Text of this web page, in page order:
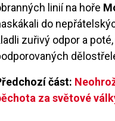
linií na hoře
do
zuřivý odpor a
část:
za světové